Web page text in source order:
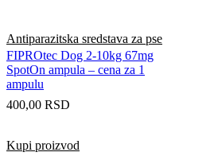
Antiparazitska sredstava za pse
FIPROtec Dog 2-10kg 67mg
SpotOn ampula – cena za 1
ampulu
400,00 RSD
Kupi proizvod